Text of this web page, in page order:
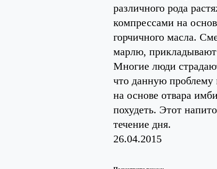
различного рода
компрессами на
горчичного масла.
марлю,
Многие люди
что данную
на основе отвара
похудеть. Этот
течение дня.
26.04.2015